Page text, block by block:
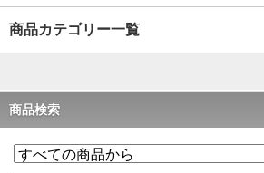
商品カテゴリー一覧
商品検索